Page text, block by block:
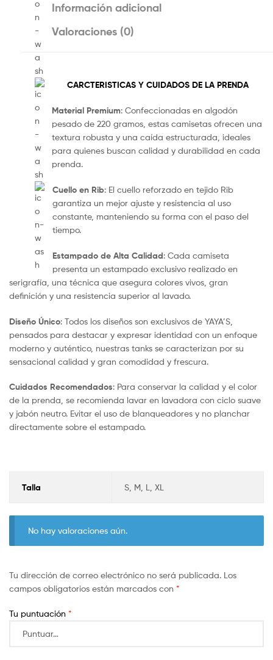
Información adicional
Valoraciones (0)
CARCTERISTICAS Y CUIDADOS DE LA PRENDA
Material Premium: Confeccionadas en algodón
pesado de 220 gramos, estas camisetas ofrecen una
textura robusta y una caída estructurada, ideales
para quienes buscan calidad y durabilidad en cada
prenda.
Cuello en Rib: El cuello reforzado en tejido Rib
garantiza un mejor ajuste y resistencia al uso
constante, manteniendo su forma con el paso del
tiempo.
Estampado de Alta Calidad: Cada camiseta
presenta un estampado exclusivo realizado en
serigrafía, una técnica que asegura colores vivos, gran
definición y una resistencia superior al lavado.
Diseño Único: Todos los diseños son exclusivos de YAYA’S,
pensados para destacar y expresar identidad con un enfoque
moderno y auténtico, nuestras tanks se caracterizan por su
sensacional calidad y gran comodidad y frescura.
Cuidados Recomendados: Para conservar la calidad y el color
de la prenda, se recomienda lavar en lavadora con ciclo suave
y jabón neutro. Evitar el uso de blanqueadores y no planchar
directamente sobre el estampado.
Talla S, M, L, XL
No hay valoraciones aún.
Tu dirección de correo electrónico no será publicada. Los
campos obligatorios están marcados con *
Tu puntuación *